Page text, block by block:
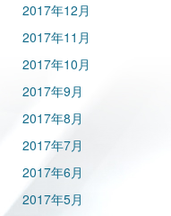
2017年12月
2017年11月
2017年10月
2017年9月
2017年8月
2017年7月
2017年6月
2017年5月